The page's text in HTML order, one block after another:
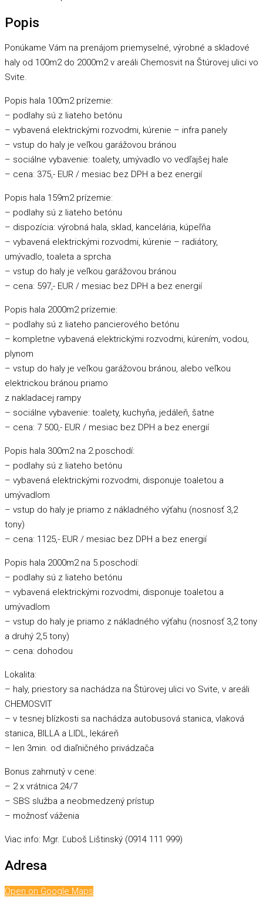
Popis
Ponúkame Vám na prenájom priemyselné, výrobné a skladové
haly od 100m2 do 2000m2 v areáli Chemosvit na Štúrovej ulici vo
Svite.
Popis hala 100m2 prízemie:
– podlahy sú z liateho betónu
– vybavená elektrickými rozvodmi, kúrenie – infra panely
– vstup do haly je veľkou garážovou bránou
– sociálne vybavenie: toalety, umývadlo vo vedľajšej hale
– cena: 375,- EUR / mesiac bez DPH a bez energií
Popis hala 159m2 prízemie:
– podlahy sú z liateho betónu
– dispozícia: výrobná hala, sklad, kancelária, kúpeľňa
– vybavená elektrickými rozvodmi, kúrenie – radiátory,
umývadlo, toaleta a sprcha
– vstup do haly je veľkou garážovou bránou
– cena: 597,- EUR / mesiac bez DPH a bez energií
Popis hala 2000m2 prízemie:
– podlahy sú z liateho pancierového betónu
– kompletne vybavená elektrickými rozvodmi, kúrením, vodou,
plynom
– vstup do haly je veľkou garážovou bránou, alebo veľkou
elektrickou bránou priamo
z nakladacej rampy
– sociálne vybavenie: toalety, kuchyňa, jedáleň, šatne
– cena: 7 500,- EUR / mesiac bez DPH a bez energií
Popis hala 300m2 na 2.poschodí:
– podlahy sú z liateho betónu
– vybavená elektrickými rozvodmi, disponuje toaletou a
umývadlom
– vstup do haly je priamo z nákladného výťahu (nosnosť 3,2
tony)
– cena: 1125,- EUR / mesiac bez DPH a bez energií
Popis hala 2000m2 na 5.poschodí:
– podlahy sú z liateho betónu
– vybavená elektrickými rozvodmi, disponuje toaletou a
umývadlom
– vstup do haly je priamo z nákladného výťahu (nosnosť 3,2 tony
a druhý 2,5 tony)
– cena: dohodou
Lokalita:
– haly, priestory sa nachádza na Štúrovej ulici vo Svite, v areáli
CHEMOSVIT
– v tesnej blízkosti sa nachádza autobusová stanica, vlaková
stanica, BILLA a LIDL, lekáreň
– len 3min. od diaľničného privádzača
Bonus zahrnutý v cene:
– 2 x vrátnica 24/7
– SBS služba a neobmedzený prístup
– možnosť váženia
Viac info: Mgr. Ľuboš Lištinský (0914 111 999)
Adresa
Open on Google Maps